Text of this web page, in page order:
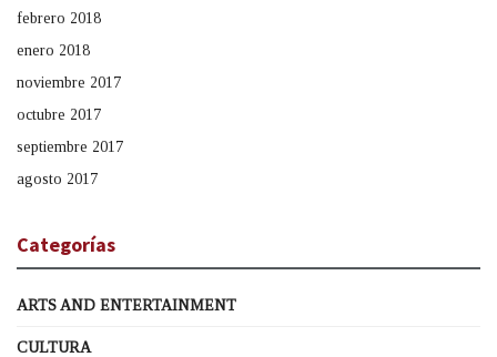
febrero 2018
enero 2018
noviembre 2017
octubre 2017
septiembre 2017
agosto 2017
Categorías
ARTS AND ENTERTAINMENT
CULTURA